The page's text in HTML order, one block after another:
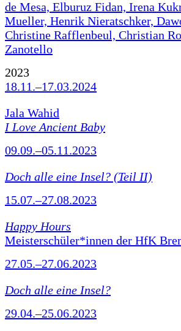
de Mesa, Elburuz Fidan, Irena
Mueller, Henrik Nieratschker,
Christine Rafflenbeul, Christian
Zanotello
2023
18.11.–17.03.2024
Jala Wahid
I Love Ancient Baby
09.09.–05.11.2023
Doch alle eine Insel? (Teil II)
15.07.–27.08.2023
Happy Hours
Meisterschüler*innen der HfK
27.05.–27.06.2023
Doch alle eine Insel?
29.04.–25.06.2023